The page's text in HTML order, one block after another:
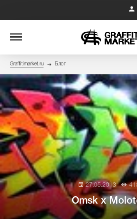
Graffitimarket.ru Блог
27.05.2013
Omsk х